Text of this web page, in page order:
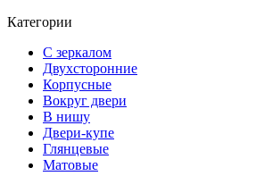
Категории
С зеркалом
Двухсторонние
Корпусные
Вокруг двери
В нишу
Двери-купе
Глянцевые
Матовые